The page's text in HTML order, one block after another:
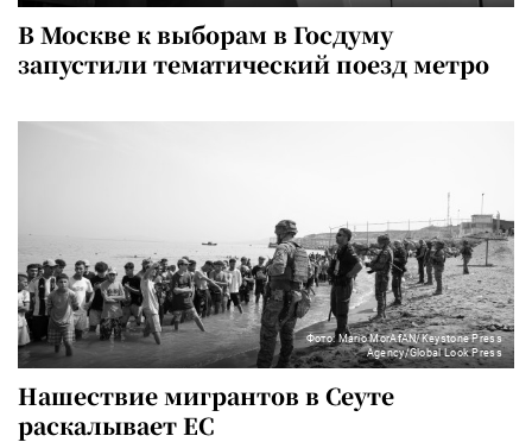
В Москве к выборам в Госдуму
запустили тематический поезд метро
Фото: Mario MorAfAN/Keystone Press
Agency/Global Look Press
Нашествие мигрантов в Сеуте
раскалывает ЕС